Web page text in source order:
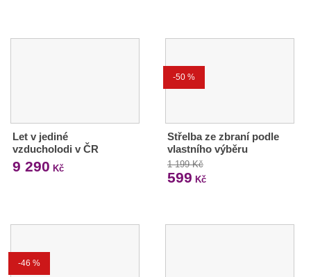
Let v jediné
vzducholodi v ČR
9 290 Kč
-50 %
Střelba ze zbraní podle
vlastního výběru
1 199 Kč
599 Kč
-46 %